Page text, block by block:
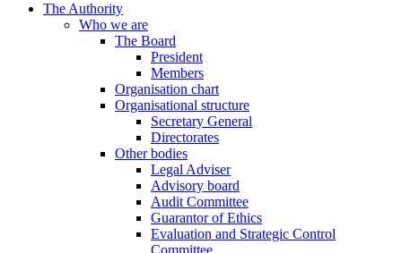
The Authority
Who we are
The Board
President
Members
Organisation chart
Organisational structure
Secretary General
Directorates
Other bodies
Legal Adviser
Advisory board
Audit Committee
Guarantor of Ethics
Evaluation and Strategic Control
Committee